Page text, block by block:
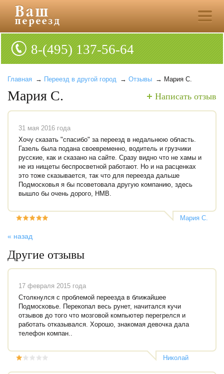
8-(495) 137-56-64
Главная → Переезд в другой город → Отзывы → Мария С.
Написать отзыв
Мария С.
31 мая 2016 года
Хочу сказать "спасибо" за переезд в недальнюю область.
Газель была подана своевременно, водитель и грузчики
русские, как и сказано на сайте. Сразу видно что не хамы и
не из нищеты беспросветной работают. Но и на расценках
это тоже сказывается, так что для переезда дальше
Подмосковья я бы псоветовала другую компанию, здесь
вышло бы очень дорого, НМВ.
Мария С.
« назад
Другие отзывы
17 февраля 2015 года
Столкнулся с проблемой переезда в ближайшее
Подмосковье. Перекопал весь рунет, начитался кучи
отзывов до того что мозговой компьютер перегрелся и
работать отказывался. Хорошо, знакомая девочка дала
телефон компан..
Николай